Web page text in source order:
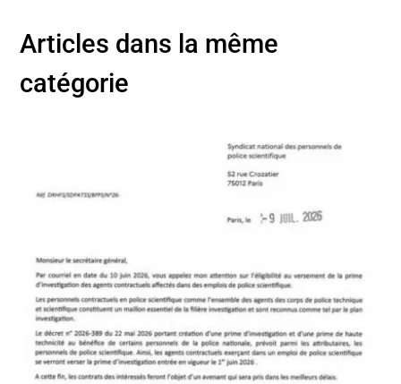
Articles dans la même
catégorie